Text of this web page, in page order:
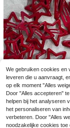
2 stuks haarclips met
e in de vorm van
haarspelden met
s, veelzijdige
4.08€
10 stuks rode ster &
djes set, Y2K
metalen snap clips,
pony haarspeldjes
gelijkse school
#1 Bestseller
3.45€3.48€
We gebruiken cookies en
leveren die u aanvraagt,
op elk moment "Alles
Door "Alles accepteren"
helpen bij het analyseren
het personaliseren van
verbeteren. Door "Alles
noodzakelijke cookies